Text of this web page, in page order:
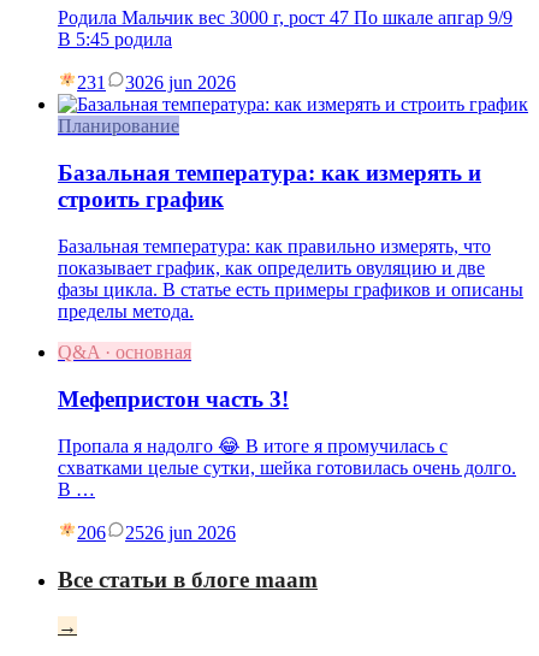
Родила Мальчик вес 3000 г, рост 47 По шкале апгар 9/9
В 5:45 родила
231 3026 jun 2026
Планирование
Базальная температура: как измерять и
строить график
Базальная температура: как правильно измерять, что
показывает график, как определить овуляцию и две
фазы цикла. В статье есть примеры графиков и описаны
пределы метода.
Q&A · основная
Мефепристон часть 3!
Пропала я надолго 😂 В итоге я промучилась с
схватками целые сутки, шейка готовилась очень долго.
В …
206 2526 jun 2026
Все статьи в блоге maam
→